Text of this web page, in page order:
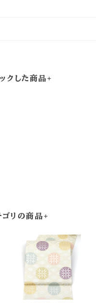
クした商品+
ゴリの商品+